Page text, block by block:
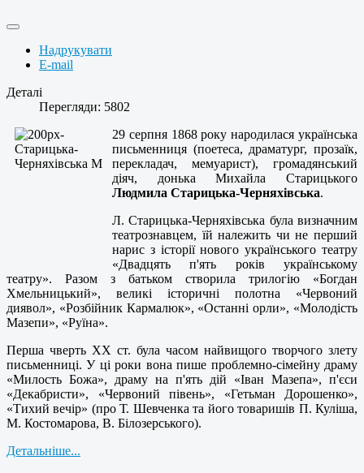
Надрукувати
E-mail
Деталі
Перегляди: 5802
29 серпня 1868 року народилася українська
письменниця (поетеса, драматург, прозаїк,
перекладач, мемуарист), громадянський
діяч, донька Михайла Старицького
Людмила Старицька-Черняхівська.
Л. Старицька-Черняхівська була визначним
театрознавцем, їй належить чи не перший
нарис з історії нового українського театру
«Двадцять п'ять років українському
театру». Разом з батьком створила трилогію «Богдан
Хмельницький», великі історичні полотна «Червоний
диявол», «Розбійник Кармалюк», «Останні орли», «Молодість
Мазепи», «Руїна».
Перша чверть XX ст. була часом найвищого творчого злету
письменниці. У ці роки вона пише проблемно-сімейну драму
«Милость Божа», драму на п'ять дій «Іван Мазепа», п'єси
«Декабристи», «Червоний півень», «Гетьман Дорошенко»,
«Тихий вечір» (про Т. Шевченка та його товаришів П. Куліша,
М. Костомарова, В. Білозерського).
Детальніше...